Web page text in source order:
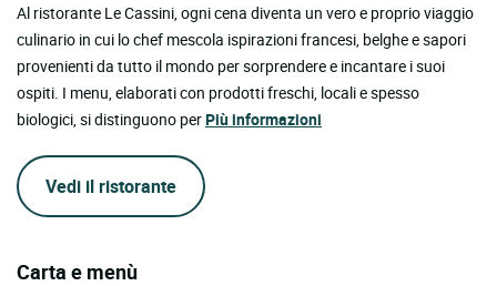
Al ristorante Le Cassini, ogni cena diventa un vero e proprio viaggio
culinario in cui lo chef mescola ispirazioni francesi, belghe e sapori
provenienti da tutto il mondo per sorprendere e incantare i suoi
ospiti. I menu, elaborati con prodotti freschi, locali e spesso
biologici, si distinguono perPiù informazioni
Vedi il ristorante
Carta e menù